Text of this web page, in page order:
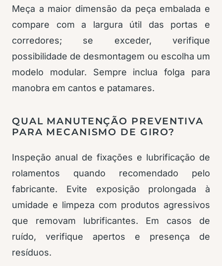
Meça a maior dimensão da peça embalada e
compare com a largura útil das portas e
corredores; se exceder, verifique
possibilidade de desmontagem ou escolha um
modelo modular. Sempre inclua folga para
manobra em cantos e patamares.
QUAL MANUTENÇÃO PREVENTIVA
PARA MECANISMO DE GIRO?
Inspeção anual de fixações e lubrificação de
rolamentos quando recomendado pelo
fabricante. Evite exposição prolongada à
umidade e limpeza com produtos agressivos
que removam lubrificantes. Em casos de
ruído, verifique apertos e presença de
resíduos.